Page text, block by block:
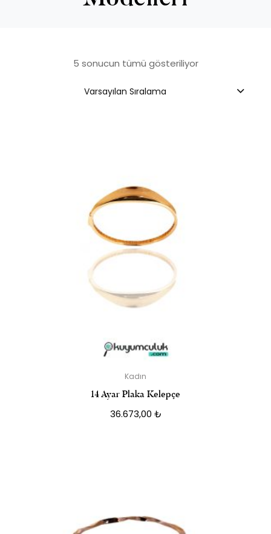
5 sonucun tümü gösteriliyor
Varsayılan Sıralama
Kadın
14 Ayar Plaka Kelepçe
36.673,00 ₺